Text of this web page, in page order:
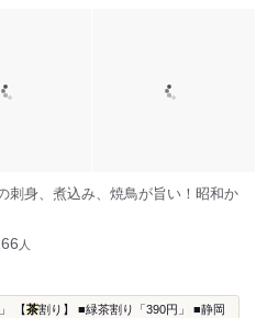
刺身、煮込み、焼鳥が旨い！昭和か
人
【茶割り】 ■緑茶割り「390円」 ■静岡